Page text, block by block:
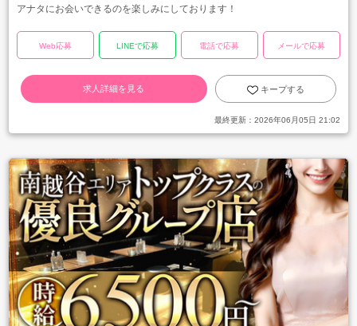
アナタにお会いできるのを楽しみにしております！
Web応募 LINEで応募 電話で応募 メールで応募
求人詳細を見る キープする
最終更新： 2026年06月05日 21:02